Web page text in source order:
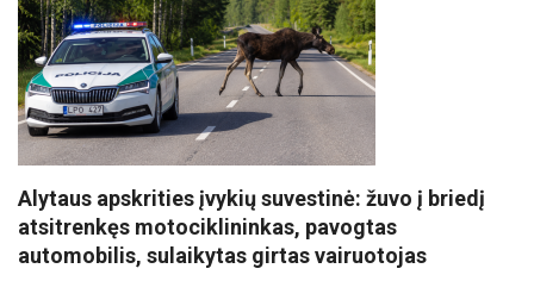
Alytaus apskrities įvykių suvestinė: žuvo į briedį
atsitrenkęs motociklininkas, pavogtas
automobilis, sulaikytas girtas vairuotojas